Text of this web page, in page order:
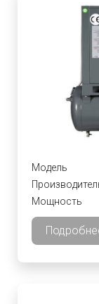
Модель
Мощность